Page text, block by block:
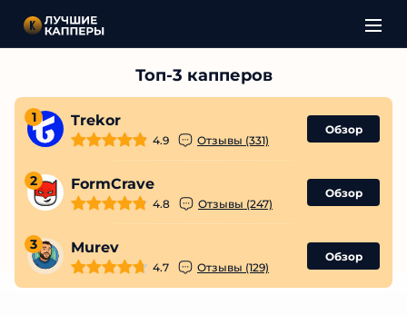
1 Trekor
4.9 Отзывы (331)
Обзор
2 FormCrave
4.8 Отзывы (247)
Обзор
3 Murev
4.7 Отзывы (129)
Обзор